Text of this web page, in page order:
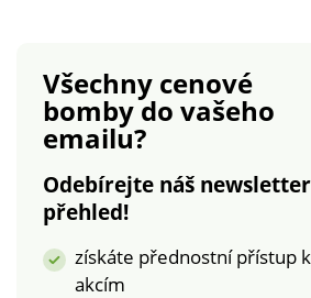
Všechny cenové
bombydo vašeho
emailu?
Odebírejte náš
přehled!
získáte přednostní přístup
akcím